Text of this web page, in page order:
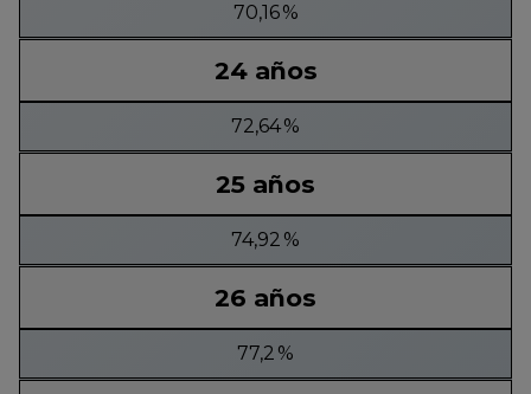
70,16 %
24 años
72,64 %
25 años
74,92 %
26 años
77,2 %